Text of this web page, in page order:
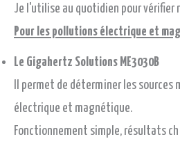
Je l'utilise au quotidien pour vérifier
Pour les pollutions électrique et
Le Gigahertz Solutions ME3030B
Il permet de déterminer les sources
électrique et magnétique.
Fonctionnement simple, résultats